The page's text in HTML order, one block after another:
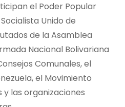
el Poder Popular
Unido de
de la Asamblea
Nacional Bolivariana
Comunales, el
el Movimiento
y las organizaciones